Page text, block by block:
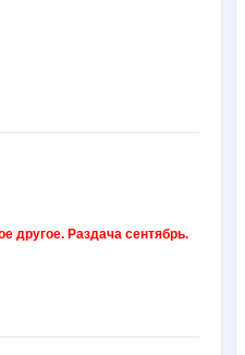
другое. Раздача сентябрь.